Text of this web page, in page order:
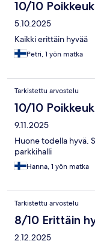
10/10
5.10.2025
Kaikki erittäin hyvää
Petri, 1 yön matka
Tarkistettu arvostelu
10/10
9.11.2025
Huone todella hyvä.
parkkihalli
Hanna, 1 yön matka
Tarkistettu arvostelu
8/10 Erittäin
2.12.2025